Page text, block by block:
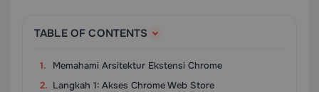
TABLE OF CONTENTS
Memahami Arsitektur Ekstensi Chrome
Langkah 1: Akses Chrome Web Store